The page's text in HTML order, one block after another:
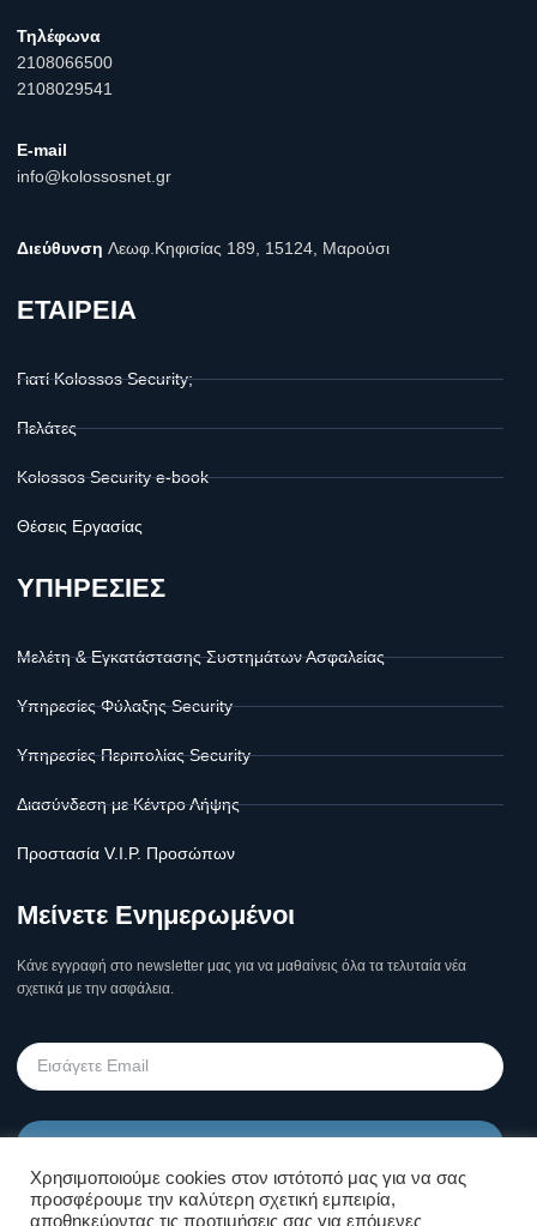
Τηλέφωνα
2108066500
2108029541
E-mail
info@kolossosnet.gr
Διεύθυνση Λεωφ.Κηφισίας 189, 15124, Μαρούσι
ΕΤΑΙΡΕΙΑ
Γιατί Kolossos Security;
Πελάτες
Kolossos Security e-book
Θέσεις Εργασίας
ΥΠΗΡΕΣΙΕΣ
Μελέτη & Εγκατάστασης Συστημάτων Ασφαλείας
Υπηρεσίες Φύλαξης Security
Υπηρεσίες Περιπολίας Security
Διασύνδεση με Κέντρο Λήψης
Προστασία V.I.P. Προσώπων
Μείνετε Ενημερωμένοι
Κάνε εγγραφή στο newsletter μας για να μαθαίνεις όλα τα τελυταία νέα
σχετικά με την ασφάλεια.
Όροι Χρήσης Σελίδας & Πολιτική
Χρησιμοποιούμε cookies στον ιστότοπό μας για να σας
προσφέρουμε την καλύτερη σχετική εμπειρία,
αποθηκεύοντας τις προτιμήσεις σας για επόμενες